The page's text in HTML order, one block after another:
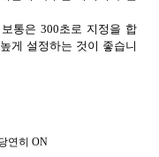
보통은 300초로 지정을 합
게 설정하는 것이 좋습니
연히 ON